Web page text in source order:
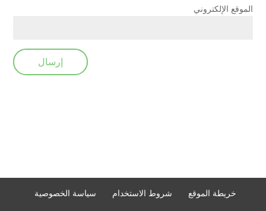
الموقع الإلكتروني
خريطة الموقع شروط الاستخدام سياسة الخصوصية